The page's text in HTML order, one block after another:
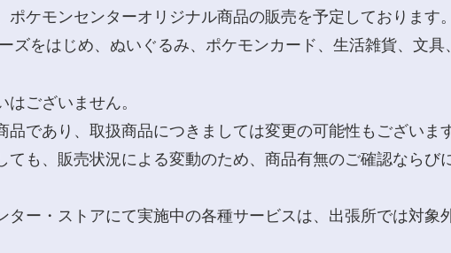
ポケモンセンターオリジナル商品の販売を予定しております。
ズをはじめ、ぬいぐるみ、ポケモンカード、生活雑貨、文
ございません。
であり、取扱商品につきましては変更の可能性もございま
も、販売状況による変動のため、商品有無のご確認ならび
ー・ストアにて実施中の各種サービスは、出張所では対象